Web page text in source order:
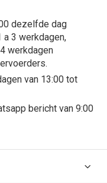
dezelfde dag
3 werkdagen,
werkdagen
van 13:00 tot
bericht van 9:00